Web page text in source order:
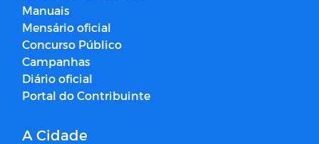
Manuais
Mensário oficial
Concurso Público
Campanhas
Diário oficial
Portal do Contribuinte
A Cidade